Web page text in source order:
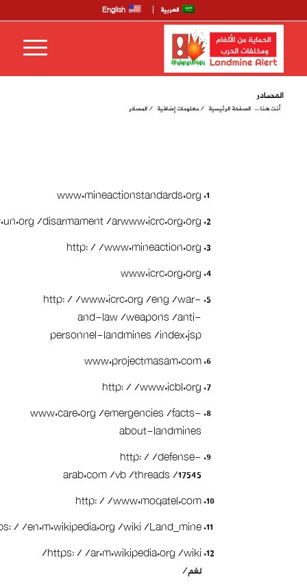
العربية English
المصادر
أنت هنا .. الصفحة الرئيسية /معلومات إضافية /المصادر
www.mineactionstandards.org
disarmament/arwww.icrc.org.org
http://www.mineaction.org
www.icrc.org.org
http://www.icrc.org/eng/war-
and-law/weapons/anti-
personnel-landmines/index.jsp
www.projectmasam.com
http://www.icbl.org
www.care.org/emergencies/facts-
about-landmines
http://defense-
arab.com/vb/threads/17545
http://www.moqatel.com
en.m.wikipedia.org/wiki/Land_mine
https://ar.m.wikipedia.org/wiki/
لغم/